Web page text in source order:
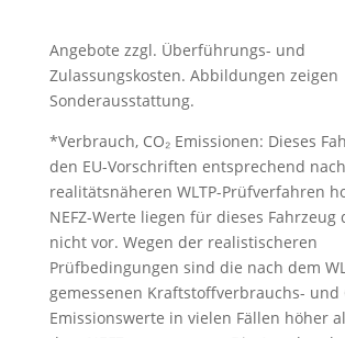
Angebote zzgl. Überführungs- und
Zulassungskosten. Abbildungen zeigen
Sonderausstattung.
*Verbrauch, CO₂ Emissionen: Dieses
den EU-Vorschriften entsprechend
realitätsnäheren WLTP-Prüfverfahren
NEFZ-Werte liegen für dieses Fahrzeug
nicht vor. Wegen der realistischeren
Prüfbedingungen sind die nach dem
gemessenen Kraftstoffverbrauchs- und
Emissionswerte in vielen Fällen höher